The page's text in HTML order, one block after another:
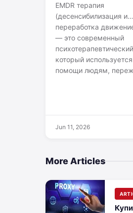
EMDR терапия
(десенсибилизация и
переработка
— это современный
который
помощи людям,
Jun 11, 2026
More Articles